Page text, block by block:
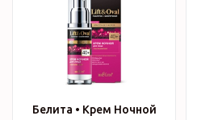
Белита • Крем Ночной